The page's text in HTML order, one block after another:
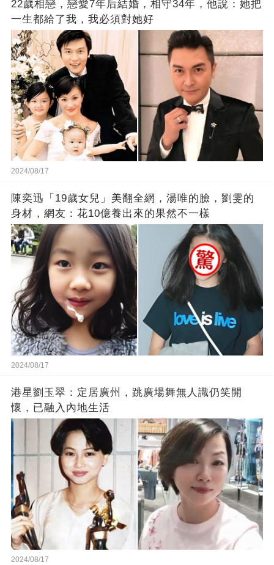
22歲相戀，戀愛7年后結婚，相守34年，他說：她把
一生都給了我，我必須對她好
2024/08/17
陳奕迅「19歲女兒」美翻全網，湯唯的臉，劉雯的
身材，網友：花10億養出來的果然不一樣
2024/08/17
港星劉玉翠：定居廣州，跳廣場舞無人識仍笑開
懷，已融入內地生活
2024/08/17